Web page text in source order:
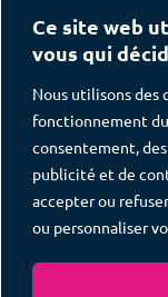
Ce site web
vous qui
Nous utilisons des
fonctionnement
consentement,
publicité et de
accepter ou
ou personnaliser